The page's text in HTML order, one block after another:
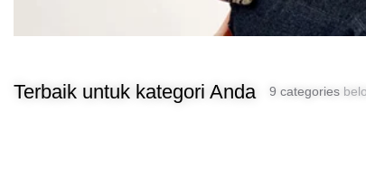
Terbaik untuk kategori Anda 9 categories